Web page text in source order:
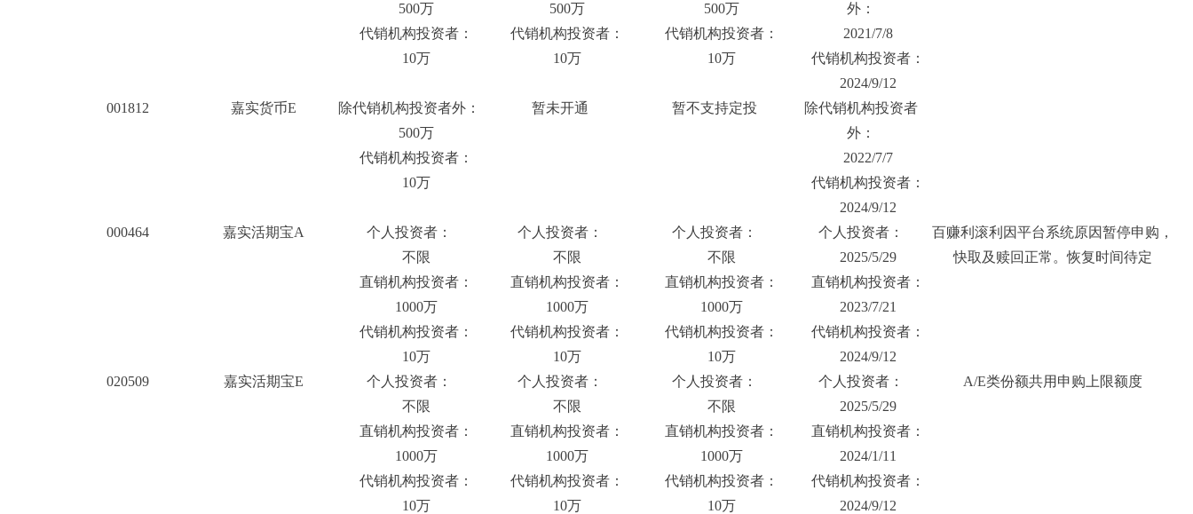
500万
代销机构投资者：
10万
500万
代销机构投资者：
10万
500万
代销机构投资者：
10万
外：
2021/7/8
代销机构投资者：
2024/9/12
001812
嘉实货币E
除代销机构投资者外：
500万
代销机构投资者：
10万
暂未开通 暂不支持定投
除代销机构投资者
外：
2022/7/7
代销机构投资者：
2024/9/12
000464
嘉实活期宝A
个人投资者：
不限
直销机构投资者：
1000万
代销机构投资者：
10万
个人投资者：
不限
直销机构投资者：
1000万
代销机构投资者：
10万
个人投资者：
不限
直销机构投资者：
1000万
代销机构投资者：
10万
个人投资者：
2025/5/29
直销机构投资者：
2023/7/21
代销机构投资者：
2024/9/12
百赚利滚利因平台系统原因暂停申购，
快取及赎回正常。恢复时间待定
020509 嘉实活期宝E
个人投资者：
不限
直销机构投资者：
1000万
代销机构投资者：
10万
个人投资者：
不限
直销机构投资者：
1000万
代销机构投资者：
10万
个人投资者：
不限
直销机构投资者：
1000万
代销机构投资者：
10万
个人投资者：
2025/5/29
直销机构投资者：
2024/1/11
代销机构投资者：
2024/9/12
A/E类份额共用申购上限额度